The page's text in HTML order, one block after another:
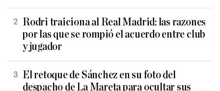
Rodri traiciona al Real Madrid: las razones
por las que se rompió el acuerdo entre club
y jugador
El retoque de Sánchez en su foto del
despacho de La Mareta para ocultar sus